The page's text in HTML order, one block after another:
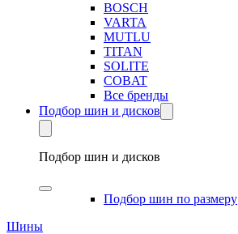
BOSCH
VARTA
MUTLU
TITAN
SOLITE
COBAT
Все бренды
Подбор шин и дисков
Подбор шин и дисков
Подбор шин по размеру
Шины